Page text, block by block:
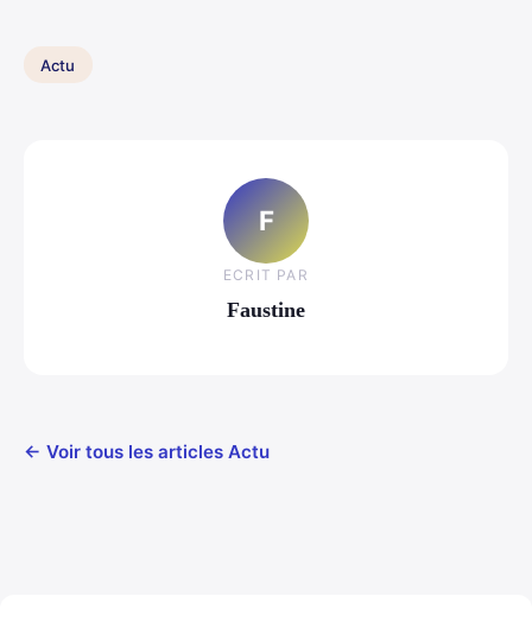
Actu
F
ECRIT PAR
Faustine
← Voir tous les articles Actu